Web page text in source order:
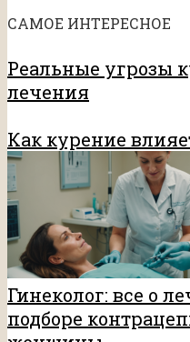
САМОЕ ИНТЕРЕСНОЕ
Реальные угрозы
лечения
Как курение
Гинеколог: все о
подборе